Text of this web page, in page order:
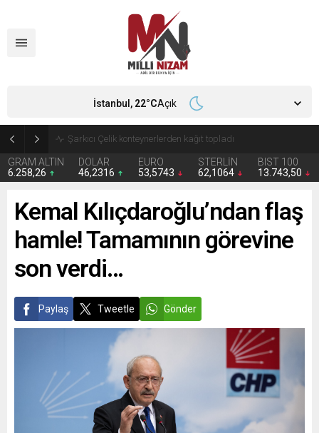
İran 2 ülkeyi birden vurdu
GRAM ALTIN
6.258,26
DOLAR
46,2316
EURO
53,5743
STERLİN
62,1064
BIST 100
13.743,50
İstanbul, 22°CAçık
Kemal Kılıçdaroğlu’ndan flaş
hamle! Tamamının görevine
son verdi…
Paylaş Tweetle Gönder